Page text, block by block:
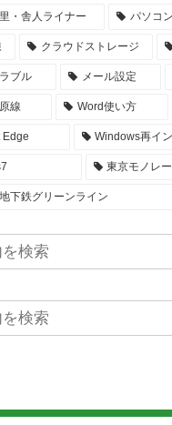
・舎人ライナー パソコ
クラウドストレージ
ブル メール設定
線 Word使い方
Edge Windows再イ
東京モノレ
下鉄グリーンライン